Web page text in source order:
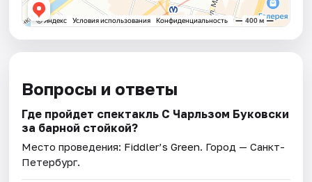
Вопросы и ответы
Где пройдет спектакль С Чарльзом Буковски
за барной стойкой?
Место проведения: Fiddler’s Green. Город — Санкт-
Петербург.